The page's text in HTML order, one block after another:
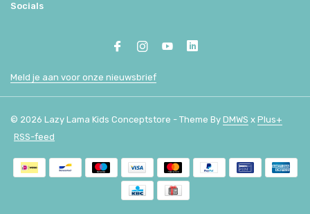
Socials
Meld je aan voor onze nieuwsbrief
© 2026 Lazy Lama Kids Conceptstore - Theme By DMWS x Plus+
RSS-feed